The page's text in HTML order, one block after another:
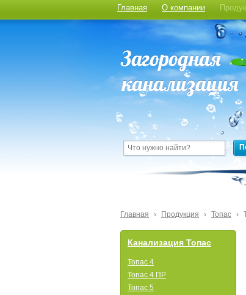
Главная О компании
Главная › Продукция › Топас ›
Канализация Топас
Топас 4
Топас 4 ПР
Топас 5